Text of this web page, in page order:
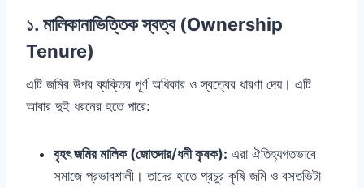
১. মালিকানাভিত্তিক স্বত্ব (Ownership
Tenure)
এটি জমির উপর ব্যক্তির পূর্ণ অধিকার ও স্বত্বের ধারণা দেয়। এটি
আবার দুই ধরনের হতে পারে:
বৃহৎ জমির মালিক (জোতদার/ধনী কৃষক): এরা ঐতিহ্যগতভাবে
সমাজে প্রভাবশালী। তাদের হাতে প্রচুর কৃষি জমি ও বসতভিটা